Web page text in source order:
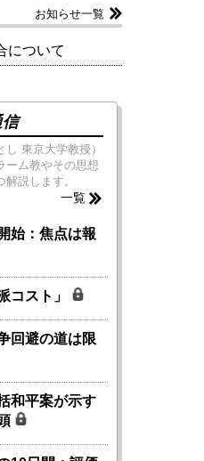
お知らせ一覧
について
東京大学教授）
ーム教やその思想
説します。
一覧
始：焦点は報
コスト」
回避の道は限
和平案が示す